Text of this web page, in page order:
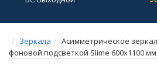
Зеркала
Асимметрическое
фоновой подсветкой Slime 600х1100 мм